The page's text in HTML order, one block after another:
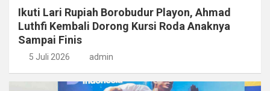
Ikuti Lari Rupiah Borobudur Playon, Ahmad
Luthfi Kembali Dorong Kursi Roda Anaknya
Sampai Finis
5 Juli 2026 admin